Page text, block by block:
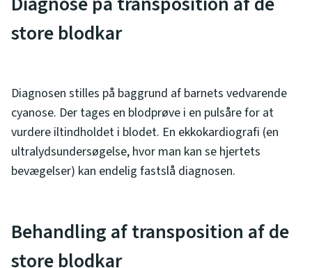
store blodkar
Diagnosen stilles på baggrund af barnets vedvarende
cyanose. Der tages en blodprøve i en pulsåre for at
vurdere iltindholdet i blodet. En ekkokardiografi (en
ultralydsundersøgelse, hvor man kan se hjertets
bevægelser) kan endelig fastslå diagnosen.
Behandling af transposition af de
store blodkar